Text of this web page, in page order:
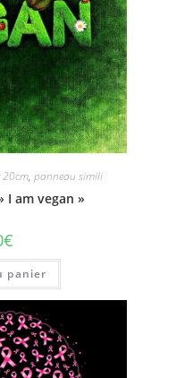
, panneau simili
I am vegan »
€
panier